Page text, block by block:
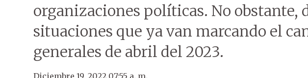
organizaciones políticas. No obstante,
situaciones que ya van marcando el
generales de abril del 2023.
Diciembre 19, 2022 07:55 a. m.